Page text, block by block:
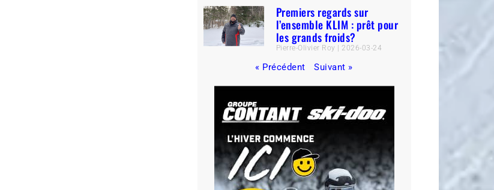
Premiers regards sur
l’ensemble KLIM : prêt pour
les grands froids?
Pierre-Olivier Roy 2026-03-24
« Précédent Suivant »